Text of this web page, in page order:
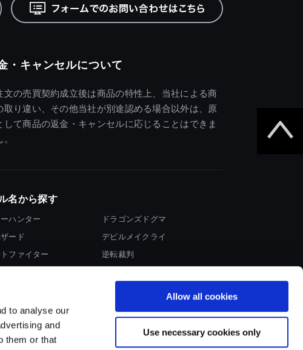
to analyse our
and
them or that
Allow all cookies
Use necessary cookies only
・キャンセルについて
文の売買契約成立後は商品の特性上、当社による商
取り違い、その他当社が別途認める場合以外は、原
して商品の返金・キャンセルに応じることはできま
名から探す
ハンター
ード
ファイター
ドラゴンズドグマ
デビルメイクライ
逆転裁判